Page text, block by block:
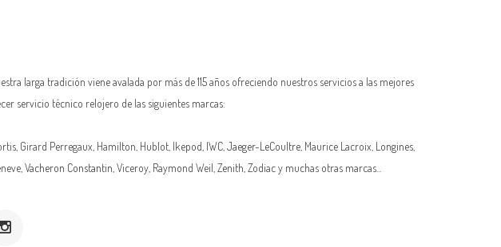
larga tradición viene avalada por más de 115 años ofreciendo nuestros servicios a las mejores
servicio técnico relojero de las siguientes marcas:
Girard Perregaux, Hamilton, Hublot, Ikepod IWC, Jaeger-LeCoultre, Maurice Lacroix, Longines,
Vacheron Constantin , Viceroy, Raymond Weil, Zenith, Zodiac y muchas otras marcas...